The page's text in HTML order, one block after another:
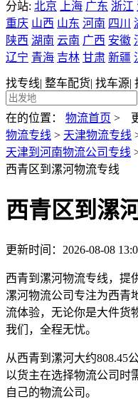
找专线| 整车配货| 找车源|
分站: 北京 上海 广东 浙江
重庆 山西 山东 河南 四川
陕西 湖南 云南 广西 安徽
辽宁 青海 吉林 甘肃 新疆
在的位置：
物流首页 >
物流专线 > 天津物流专线
天津到河南物流公司专线
西青区到漯河物流专线
西青区到漯
更新时间：2026-08-08
西青到漯河物流专线，提
漯河物流公司专注为西青
流体验，无论你是大件货
我们，全程无忧。
从西青到漯河大约808.45
以货主在选择物流公司时
自己的物流公司。